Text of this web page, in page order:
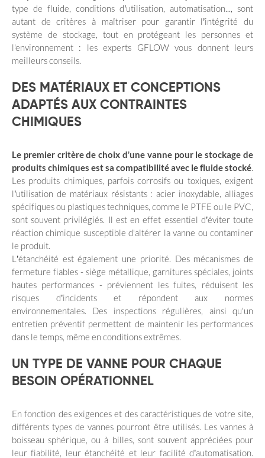
type de fluide, conditions d’utilisation, automatisation..., sont
autant de critères à maîtriser pour garantir l’intégrité du
système de stockage, tout en protégeant les personnes et
l'environnement : les experts GFLOW vous donnent leurs
meilleurs conseils.
DES MATÉRIAUX ET CONCEPTIONS
ADAPTÉS AUX CONTRAINTES
CHIMIQUES
Le premier critère de choix d’une vanne pour le stockage de
produits chimiques est sa compatibilité avec le fluide stocké.
Les produits chimiques, parfois corrosifs ou toxiques, exigent
l’utilisation de matériaux résistants : acier inoxydable, alliages
spécifiques ou plastiques techniques, comme le PTFE ou le PVC,
sont souvent privilégiés. Il est en effet essentiel d’éviter toute
réaction chimique susceptible d'altérer la vanne ou contaminer
le produit.
L’étanchéité est également une priorité. Des mécanismes de
fermeture fiables - siège métallique, garnitures spéciales, joints
hautes performances - préviennent les fuites, réduisent les
risques d’incidents et répondent aux normes
environnementales. Des inspections régulières, ainsi qu'un
entretien préventif permettent de maintenir les performances
dans le temps, même en conditions extrêmes.
UN TYPE DE VANNE POUR CHAQUE
BESOIN OPÉRATIONNEL
En fonction des exigences et des caractéristiques de votre site,
différents types de vannes pourront être utilisés. Les vannes à
boisseau sphérique, ou à billes, sont souvent appréciées pour
leur fiabilité, leur étanchéité et leur facilité d’automatisation.